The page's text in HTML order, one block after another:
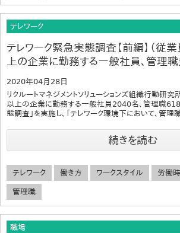
テレワーク
テレワーク緊急実態調査【前編】（従
上の企業に勤務する一般社員、管理職
2020年04月28日
リクルートマネジメントソリューションズ組織行動研
以上の企業に勤務する一般社員2040名、管理職618
態調査」を実施し、「テレワーク環境下において、管
続きを読む
テレワーク 働き方 ワークスタイル 労働
管理職
職場